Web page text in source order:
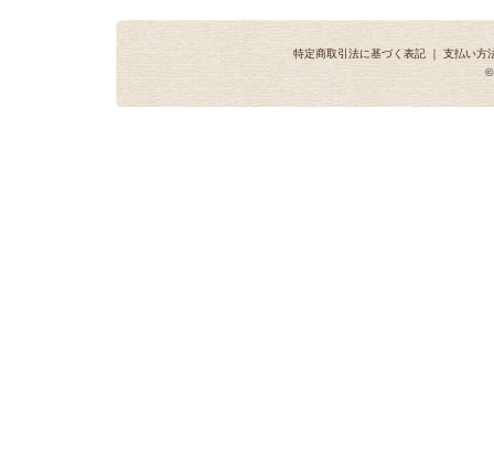
特定商取引法に基づく表記 ｜ 支払い方
©